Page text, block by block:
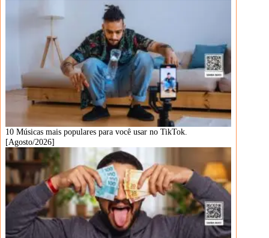
10 Músicas mais populares para você usar no TikTok.
[Agosto/2026]